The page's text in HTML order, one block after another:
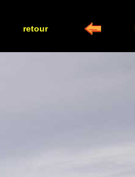
retour